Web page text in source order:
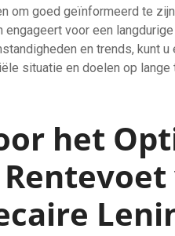
om goed geïnformeerd te
engageert voor een
en trends, kunt
situatie en doelen op lange
het